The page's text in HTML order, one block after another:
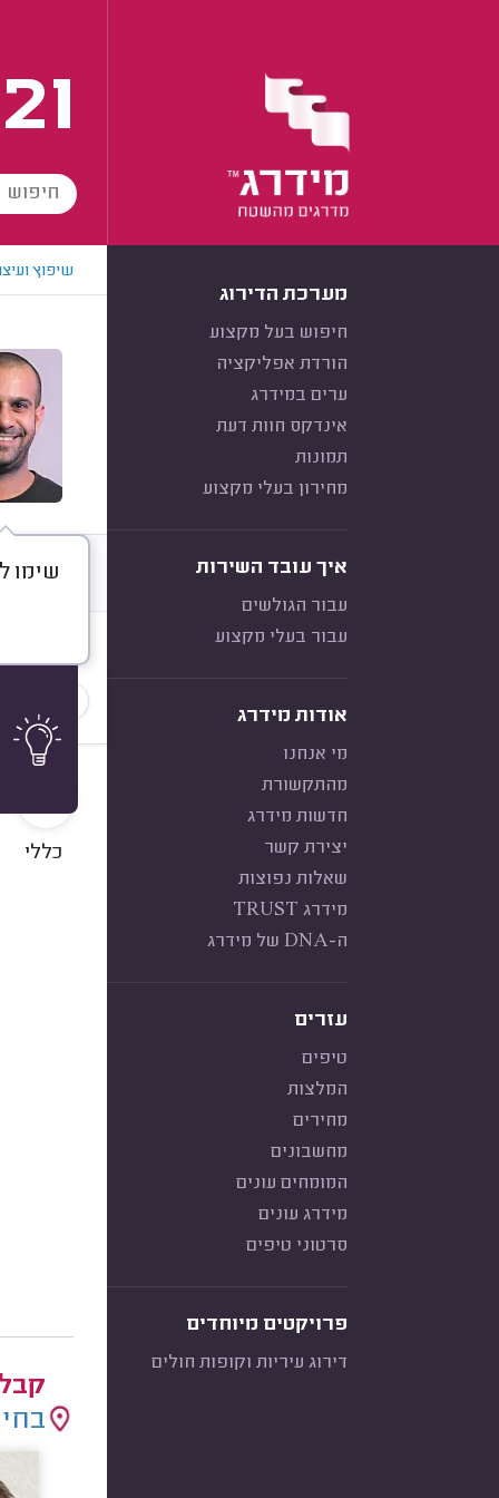
מערכת הדירוג
חיפוש בעל מקצוע
הורדת אפליקציה
ערים במידרג
אינדקס חוות דעת
תמונות
מחירון בעלי מקצוע
איך עובד השירות
עבור הגולשים
עבור בעלי מקצוע
אודות מידרג
מי אנחנו
מהתקשורת
חדשות מידרג
יצירת קשר
שאלות נפוצות
מידרג TRUST
ה-DNA של מידרג
עזרים
טיפים
המלצות
מחירים
מחשבונים
המומחים עונים
מידרג עונים
סרטוני טיפים
פרויקטים מיוחדים
דירוג עיריות וקופות חולים
שיפוץ
שימו
דברו
9
כללי